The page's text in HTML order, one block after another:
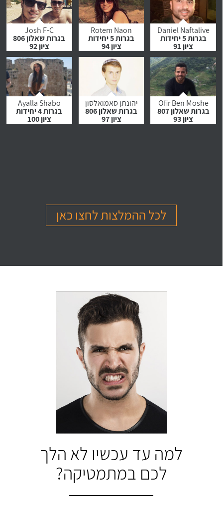
לחץ לצפייה
בהמלצה
לחץ לצפייה
בהמלצה
לחץ לצפייה
בהמלצה
Daniel Naftalive
בגרות 5 יחידות
ציון 91
לחץ לצפייה
בהמלצה
Rotem Naon
בגרות 5 יחידות
ציון 94
לחץ לצפייה
בהמלצה
Josh F-C
בגרות שאלון 806
ציון 92
לחץ לצפייה
בהמלצה
Ofir Ben Moshe
בגרות שאלון 807
ציון 93
יהונתן סאמואלסון
בגרות שאלון 806
ציון 97
Ayalla Shabo
בגרות 4 יחידות
ציון 100
לחץ לצפייה לחץ לצפייה לחץ לצפייה
ציון 97 ציון 97
לחץ לצפייה
בהמלצה
ציון 100
Maor Cohen
בגרות 4 יחידות
לחץ לצפייה
בהמלצה
לחץ לצפייה
בהמלצה
Hedva Mettoudi
בגרות 3 יחידות
ציון 100
בהמלצה
לחץ לצפייה
בהמלצה
לכל ההמלצות לחצו כאן
למה עד עכשיו לא הלך
לכם במתמטיקה?